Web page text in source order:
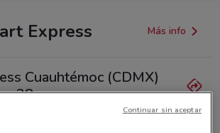
Express Más info
Cuauhtémoc (CDMX)
38
Continuar sin aceptar